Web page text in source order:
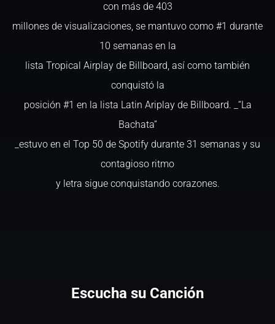
con más de 403
millones de visualizaciones, se mantuvo como #1 durante
10 semanas en la
lista Tropical Airplay de Billboard, así como también
conquistó la
posición #1 en la lista Latin Ariplay de Billboard. _“La
Bachata”
_estuvo en el Top 50 de Spotify durante 31 semanas y su
contagioso ritmo
y letra sigue conquistando corazones.
Escucha su Canción